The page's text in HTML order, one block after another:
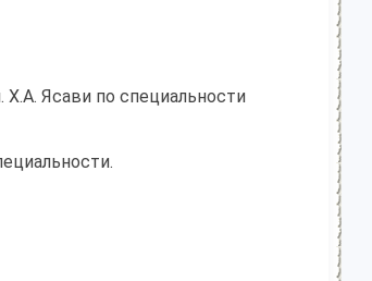
Ясави по специальности